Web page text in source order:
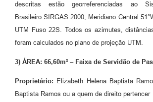
descritas estão georreferenciadas ao
Brasileiro SIRGAS 2000, Meridiano Central
UTM Fuso 22S. Todos os azimutes,
foram calculados no plano de projeção UTM.
3) ÁREA: 66,60m² – Faixa de Servidão de
Proprietário: Elizabeth Helena Baptista
Baptista Ramos ou a quem de direito pertencer